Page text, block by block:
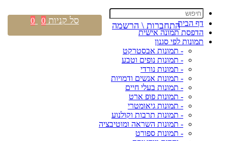
דף הבית
הדפסת תמונה אישית
תמונות לפי סגנון
- תמונות אבסטרקט
- תמונות נופים וטבע
- תמונות נורדי
- תמונות אנשים ודמויות
- תמונות בעלי חיים
- תמונות פופ ארט
- תמונות גיאומטרי
- תמונות תרבות וקולנוע
- תמונות השראה ומוטיבציה
- תמונות ספורט
התחברות \ הרשמה סל קניות 0
0